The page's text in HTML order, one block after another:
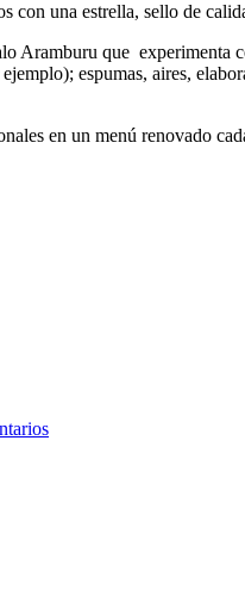
con una estrella, sello de
Aramburu que experimenta
espumas, aires,
en un menú renovado